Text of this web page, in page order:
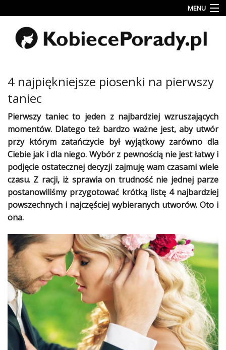
MENU
Uroda
Miłość
Rodzina
&
Dziecko
Przepisy
kulinarne
Kobiece
Wyznania
Wnętrza
Fitness
Ślub
&
Wesele
Moda
Zakupy
Kultura
4 najpiękniejsze piosenki na pierwszy
taniec
Pierwszy taniec to jeden z najbardziej wzruszających
momentów. Dlatego też bardzo ważne jest, aby utwór
przy którym zatańczycie był wyjątkowy zarówno dla
Ciebie jak i dla niego. Wybór z pewnością nie jest łatwy i
podjęcie ostatecznej decyzji zajmuję wam czasami wiele
czasu. Z racji, iż sprawia on trudność nie jednej parze
postanowiliśmy przygotować krótką listę 4 najbardziej
powszechnych i najczęściej wybieranych utworów. Oto i
ona.